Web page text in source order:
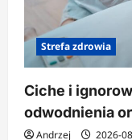
Strefa zdrowia
Ciche i
odwodnienia
Andrzej 2026-